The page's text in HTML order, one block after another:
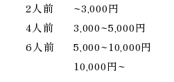
2人前
4人前
6人前
~3,000円
3,000~5,000円
5,000~10,000円
10,000円~